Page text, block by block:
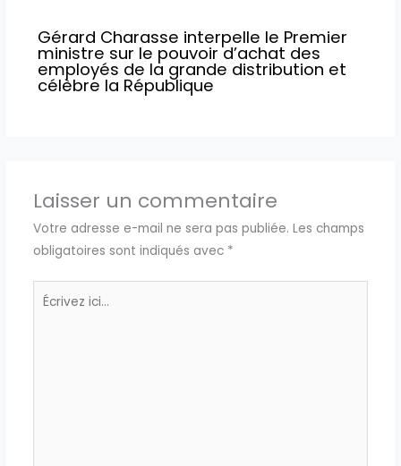
Gérard Charasse interpelle le Premier
ministre sur le pouvoir d’achat des
employés de la grande distribution et
célèbre la République
Laisser un commentaire
Votre adresse e-mail ne sera pas publiée. Les champs
obligatoires sont indiqués avec *
Écrivez